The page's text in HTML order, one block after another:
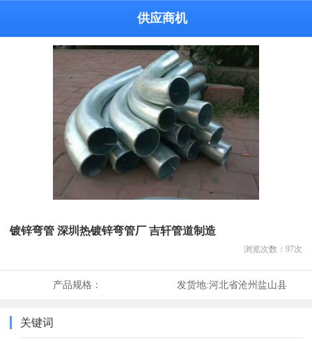
供应商机
镀锌弯管 深圳热镀锌弯管厂 吉轩管道制造
浏览次数： 97次
产品规格： 发货地:河北省沧州盐山县
关键词